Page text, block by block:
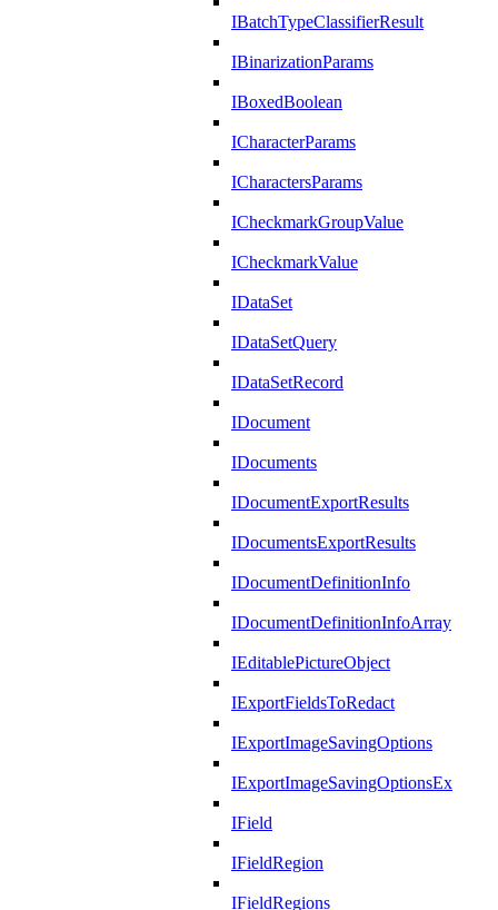
IBatchTypeClassifierResult
IBinarizationParams
IBoxedBoolean
ICharacterParams
ICharactersParams
ICheckmarkGroupValue
ICheckmarkValue
IDataSet
IDataSetQuery
IDataSetRecord
IDocument
IDocuments
IDocumentExportResults
IDocumentsExportResults
IDocumentDefinitionInfo
IDocumentDefinitionInfoArray
IEditablePictureObject
IExportFieldsToRedact
IExportImageSavingOptions
IExportImageSavingOptionsEx
IField
IFieldRegion
IFieldRegions